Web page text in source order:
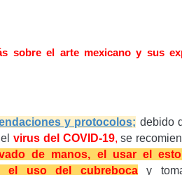
sobre el arte mexicano y sus
y protocolos; debido
virus del COVID-19, se
de manos, el usar el
el uso del cubreboca
y